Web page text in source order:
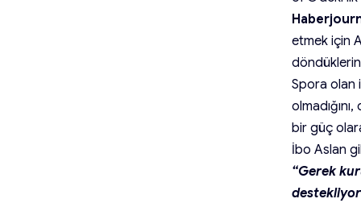
etmek için
Spora olan
bir güç
İbo Aslan
“Gerek